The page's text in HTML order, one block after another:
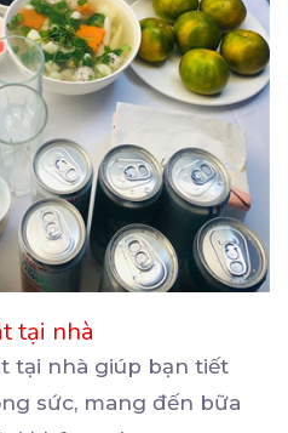
tại nhà
tại nhà giúp bạn tiết
sức, mang đến bữa